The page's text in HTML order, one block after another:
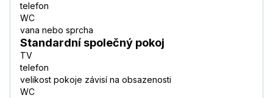
telefon
WC
vana nebo sprcha
Standardní společný pokoj
TV
telefon
velikost pokoje závisí na obsazenosti
WC